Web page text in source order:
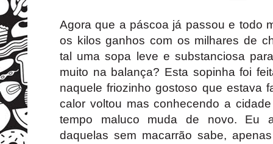
Agora que a páscoa já passou e todo
os kilos ganhos com os milhares de
tal uma sopa leve e substanciosa
muito na balança? Esta sopinha foi
naquele friozinho gostoso que estava
calor voltou mas conhecendo a
tempo maluco muda de novo. Eu
daquelas sem macarrão sabe,